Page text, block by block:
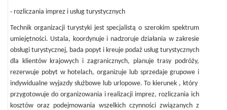
- rozliczania imprez i usług turystycznych
Technik organizacji turystyki jest specjalistą o szerokim spektrum
umiejętności. Ustala, koordynuje i nadzoruje działania w zakresie
obsługi turystycznej, bada popyt i kreuje podaż usług turystycznych
dla klientów krajowych i zagranicznych, planuje trasy podróży,
rezerwuje pobyt w hotelach, organizuje lub sprzedaje grupowe i
indywidualne wyjazdy służbowe lub urlopowe. To kierunek , który
przygotowuje do organizowania i realizacji imprez, rozliczania ich
kosztów oraz podejmowania wszelkich czynności związanych z